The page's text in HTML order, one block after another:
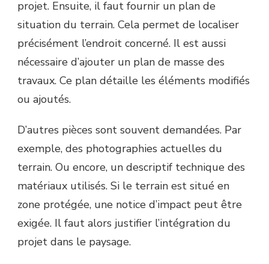
projet. Ensuite, il faut fournir un plan de
situation du terrain. Cela permet de localiser
précisément l’endroit concerné. Il est aussi
nécessaire d’ajouter un plan de masse des
travaux. Ce plan détaille les éléments modifiés
ou ajoutés.
D’autres pièces sont souvent demandées. Par
exemple, des photographies actuelles du
terrain. Ou encore, un descriptif technique des
matériaux utilisés. Si le terrain est situé en
zone protégée, une notice d’impact peut être
exigée. Il faut alors justifier l’intégration du
projet dans le paysage.